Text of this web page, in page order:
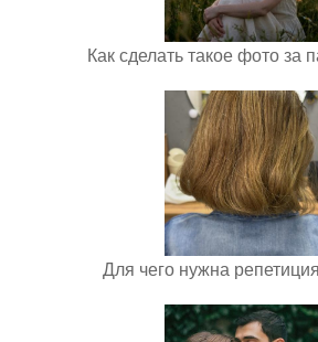
Как сделать такое фото за
Для чего нужна